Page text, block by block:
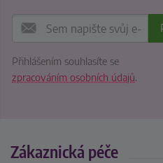
Přihlášením souhlasíte se
zpracováním osobních údajů.
Zákaznická péče